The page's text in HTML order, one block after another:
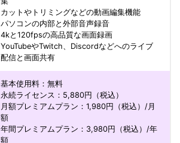
カットやトリミングなどの動画編集機能
パソコンの内部と外部音声録音
4kと120fpsの高品質な画面録画
YouTubeやTwitch、Discordなどへのライブ
配信と画面共有
基本使用料：無料
永続ライセンス：5,880円（税込）
月額プレミアムプラン：1,980円（税込）/月
額
年間プレミアムプラン：3,980円（税込）/年
額